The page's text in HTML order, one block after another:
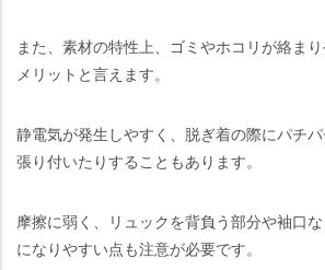
また、素材の特性上、ゴミやホコリが絡ま
メリットと言えます。
静電気が発生しやすく、脱ぎ着の際にパチ
張り付いたりすることもあります。
摩擦に弱く、リュックを背負う部分や袖口
になりやすい点も注意が必要です。